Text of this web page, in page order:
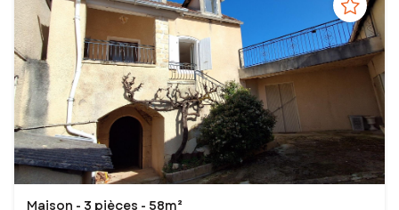
Maison - 3 pièces - 58m²